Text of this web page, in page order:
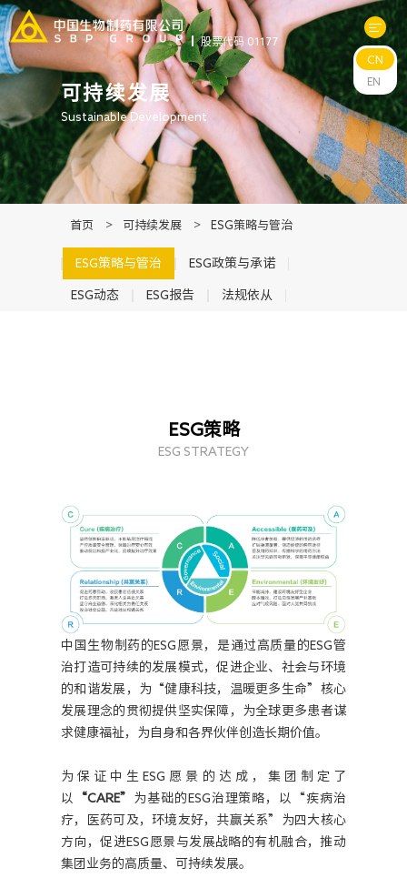
股票代码 01177
关于中生
科研与管线
产品中心
可持续发展
CN
EN
可持续发展
Sustainable Development
首页 > 可持续发展 > ESG策略与管治
ESG策略与管治 ESG政策与承诺
ESG动态 ESG报告 法规依从
ESG策略
ESG STRATEGY
中国生物制药的ESG愿景，是通过高质量的ESG管
治打造可持续的发展模式，促进企业、社会与环境
的和谐发展，为“健康科技，温暖更多生命”核心
发展理念的贯彻提供坚实保障，为全球更多患者谋
求健康福祉，为自身和各界伙伴创造长期价值。
为保证中生ESG愿景的达成，集团制定了
以
“CARE”
为基础的ESG治理策略，以“疾病治
疗，医药可及，环境友好，共赢关系”为四大核心
方向，促进ESG愿景与发展战略的有机融合，推动
集团业务的高质量、可持续发展。